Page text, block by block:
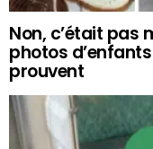
Non, c’était pas
photos
prouvent